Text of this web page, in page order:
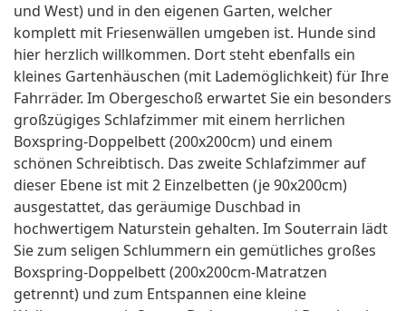
und West) und in den eigenen Garten, welcher
komplett mit Friesenwällen umgeben ist. Hunde sind
hier herzlich willkommen. Dort steht ebenfalls ein
kleines Gartenhäuschen (mit Lademöglichkeit) für Ihre
Fahrräder. Im Obergeschoß erwartet Sie ein besonders
großzügiges Schlafzimmer mit einem herrlichen
Boxspring-Doppelbett (200x200cm) und einem
schönen Schreibtisch. Das zweite Schlafzimmer auf
dieser Ebene ist mit 2 Einzelbetten (je 90x200cm)
ausgestattet, das geräumige Duschbad in
hochwertigem Naturstein gehalten. Im Souterrain lädt
Sie zum seligen Schlummern ein gemütliches großes
Boxspring-Doppelbett (200x200cm-Matratzen
getrennt) und zum Entspannen eine kleine